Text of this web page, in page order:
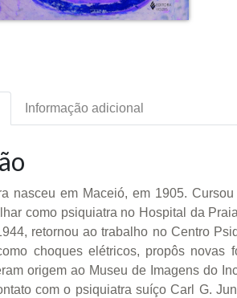
Informação adicional
nasceu em Maceió, em 1905.
como psiquiatra no Hospital da
retornou ao trabalho no Centro
choques elétricos, propôs novas
origem ao Museu de Imagens do
com o psiquiatra suíço Carl G.